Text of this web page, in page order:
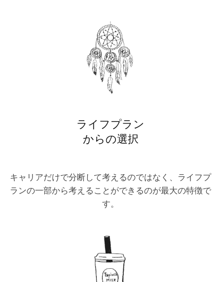
ライフプラン
からの選択
キャリアだけで分断して考えるのではなく、ライフプ
ランの一部から考えることができるのが最大の特徴で
す。